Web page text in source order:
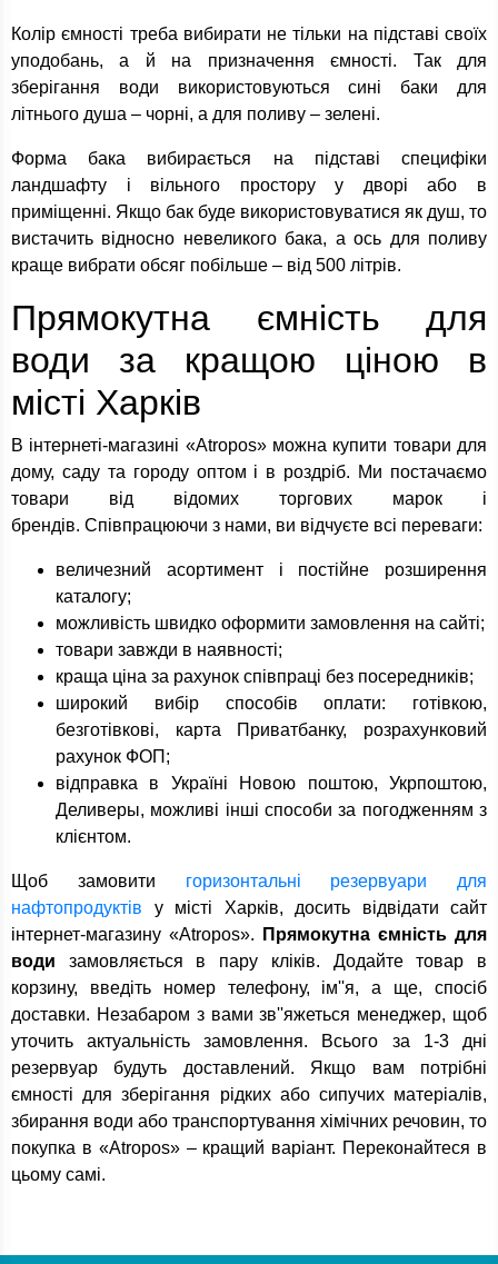
Колір ємності треба вибирати не тільки на підставі своїх
уподобань, а й на призначення ємності. Так для
зберігання води використовуються сині баки для
літнього душа – чорні, а для поливу – зелені.
Форма бака вибирається на підставі специфіки
ландшафту і вільного простору у дворі або в
приміщенні. Якщо бак буде використовуватися як душ, то
вистачить відносно невеликого бака, а ось для поливу
краще вибрати обсяг побільше – від 500 літрів.
Прямокутна ємність для
води за кращою ціною в
місті Харків
В інтернеті-магазині «Atropos» можна купити товари для
дому, саду та городу оптом і в роздріб. Ми постачаємо
товари від відомих торгових марок і
брендів. Співпрацюючи з нами, ви відчуєте всі переваги:
величезний асортимент і постійне розширення
каталогу;
можливість швидко оформити замовлення на сайті;
товари завжди в наявності;
краща ціна за рахунок співпраці без посередників;
широкий вибір способів оплати: готівкою,
безготівкові, карта Приватбанку, розрахунковий
рахунок ФОП;
відправка в Україні Новою поштою, Укрпоштою,
Деливеры, можливі інші способи за погодженням з
клієнтом.
Щоб замовити горизонтальні резервуари для
нафтопродуктів у місті Харків, досить відвідати сайт
інтернет-магазину «Atropos».
Прямокутна ємність для
води замовляється в пару кліків. Додайте товар в
корзину, введіть номер телефону, ім''я, а ще, спосіб
доставки. Незабаром з вами зв''яжеться менеджер, щоб
уточить актуальність замовлення. Всього за 1-3 дні
резервуар будуть доставлений. Якщо вам потрібні
ємності для зберігання рідких або сипучих матеріалів,
збирання води або транспортування хімічних речовин, то
покупка в «Atropos» – кращий варіант. Переконайтеся в
цьому самі.